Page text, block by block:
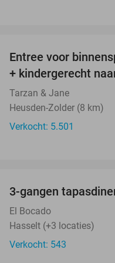
Entree voor
+ kindergerecht
Tarzan & Jane
Heusden-Zolder (8 km)
Verkocht: 5.501
3-gangen
El Bocado
Hasselt (+3 locaties)
Verkocht: 543